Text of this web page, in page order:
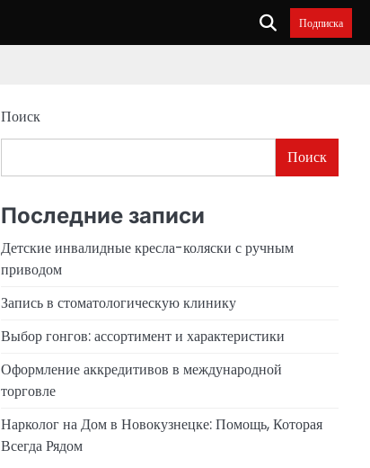
Подписка
Поиск
Поиск
Последние записи
Детские инвалидные кресла-коляски с ручным
приводом
Запись в стоматологическую клинику
Выбор гонгов: ассортимент и характеристики
Оформление аккредитивов в международной
торговле
Нарколог на Дом в Новокузнецке: Помощь, Которая
Всегда Рядом